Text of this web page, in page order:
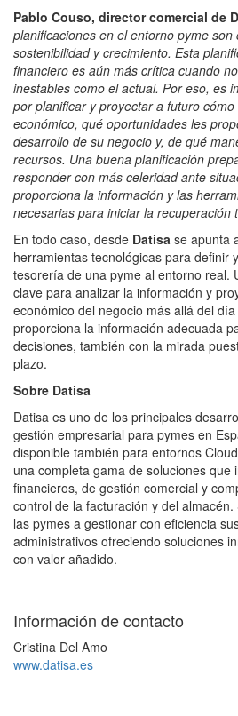
Pablo Couso, director comercial de
planificaciones en el entorno pyme son
sostenibilidad y crecimiento. Esta
financiero es aún más crítica cuando
inestables como el actual. Por eso, es
por planificar y proyectar a futuro
económico, qué oportunidades les
desarrollo de su negocio y, de qué
recursos. Una buena planificación
responder con más celeridad ante
proporciona la información y las
necesarias para iniciar la recuperación
En todo caso, desde Datisa se apunta
herramientas tecnológicas para definir
tesorería de una pyme al entorno real.
clave para analizar la información y
económico del negocio más allá del
proporciona la información adecuada
decisiones, también con la mirada
plazo.
Sobre Datisa
Datisa es uno de los principales
gestión empresarial para pymes en
disponible también para entornos
una completa gama de soluciones que
financieros, de gestión comercial y
control de la facturación y del
las pymes a gestionar con eficiencia
administrativos ofreciendo soluciones
con valor añadido.
Información de contacto
Cristina Del Amo
www.datisa.es